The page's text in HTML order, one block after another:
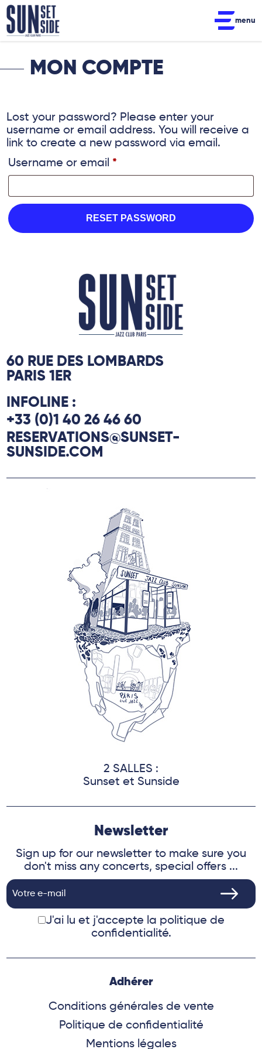
menu
MON COMPTE
Lost your password? Please enter your
username or email address. You will receive a
link to create a new password via email.
Username or email *
RESET PASSWORD
60 RUE DES LOMBARDS
PARIS 1ER
INFOLINE :
+33 (0)1 40 26 46 60
RESERVATIONS@SUNSET-
SUNSIDE.COM
2 SALLES :
Sunset et Sunside
Newsletter
Sign up for our newsletter to make sure you
don't miss any concerts, special offers ...
J'ai lu et j'accepte la politique de
confidentialité.
Adhérer
Conditions générales de vente
Politique de confidentialité
Mentions légales